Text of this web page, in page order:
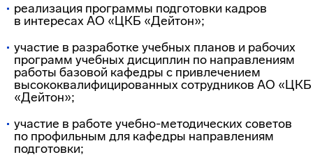
реализация программы подготовки кадров
в интересах АО «ЦКБ «Дейтон»;
участие в разработке учебных планов и рабочих
программ учебных дисциплин по направлениям
работы базовой кафедры с привлечением
высококвалифицированных сотрудников АО «ЦКБ
«Дейтон»;
участие в работе учебно-методическихсоветов
по профильным для кафедры направлениям
подготовки;